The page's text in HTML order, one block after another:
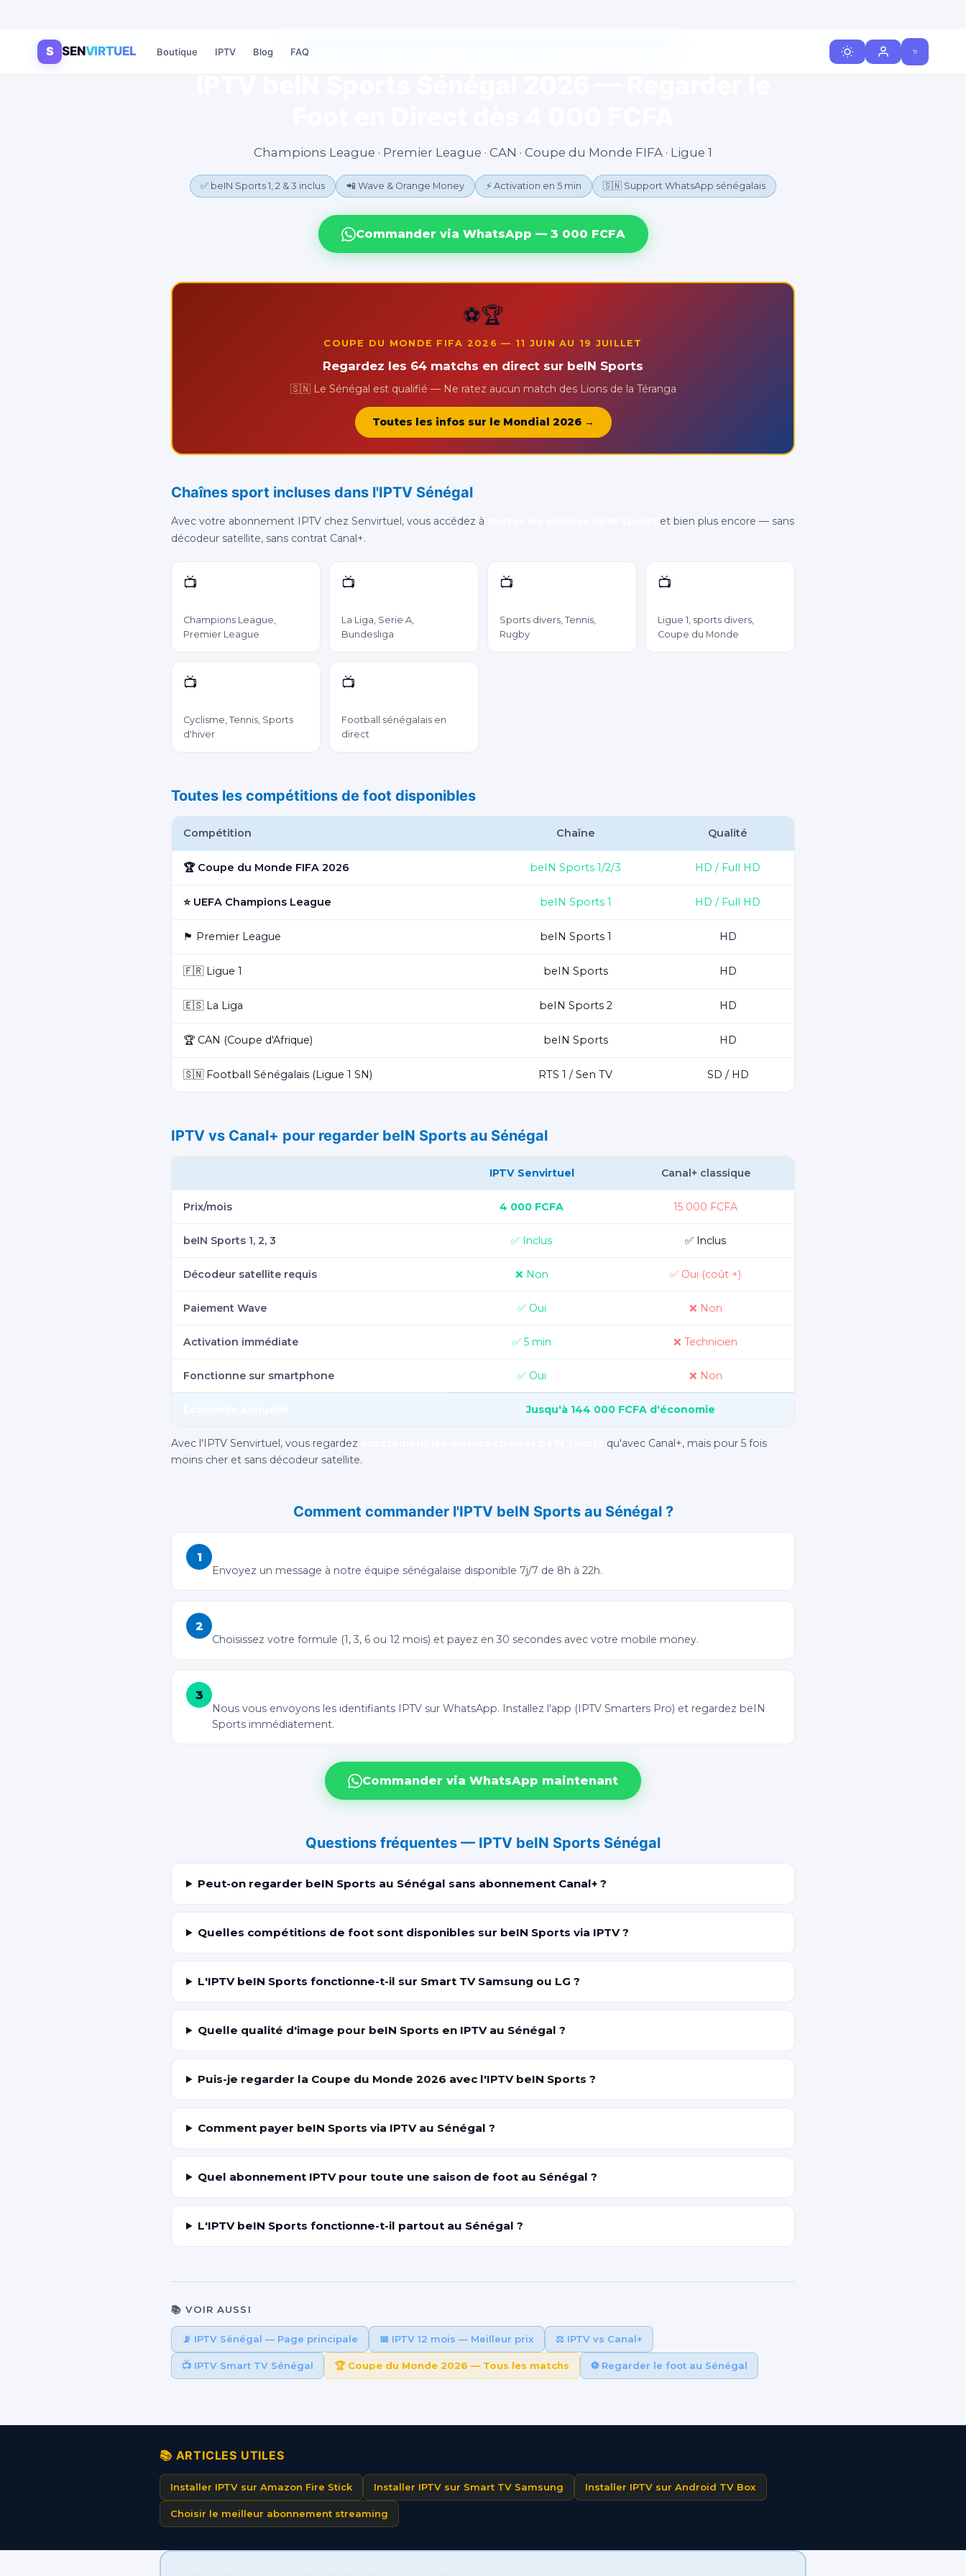
S SENVIRTUEL Boutique IPTV Blog FAQ⚽ IPTV beIN Sports Sénégal · Coupe du Monde 2026 · Mis à jour juin 2026
Champions League · Premier League · CAN · Coupe du Monde FIFA · Ligue 1
✅ beIN Sports 1, 2 & 3 inclus 📲 Wave & Orange Money ⚡ Activation en 5 min 🇸🇳 Support WhatsApp sénégalais
Commander via WhatsApp — 3 000 FCFA
⚽🏆
COUPE DU MONDE FIFA 2026 — 11 JUIN AU 19 JUILLET
Regardez les 64 matchs en direct sur beIN Sports
🇸🇳 Le Sénégal est qualifié — Ne ratez aucun match des Lions de la Téranga
Toutes les infos sur le Mondial 2026 →
Chaînes sport incluses dans l'IPTV Sénégal
Avec votre abonnement IPTV chez Senvirtuel, vous accédez à
et bien plus encore — sans
décodeur satellite, sans contrat Canal+.
📺
Champions League,
Premier League
📺
La Liga, Serie A,
Bundesliga
📺
Sports divers, Tennis,
Rugby
📺
Ligue 1, sports divers,
Coupe du Monde
📺
Cyclisme, Tennis, Sports
d'hiver
📺
Football sénégalais en
direct
Toutes les compétitions de foot disponibles
Compétition Chaîne Qualité
🏆 Coupe du Monde FIFA 2026 beIN Sports 1/2/3 HD / Full HD
⭐ UEFA Champions League beIN Sports 1 HD / Full HD
🏴󠁧󠁢󠁥󠁮󠁧󠁿 Premier League beIN Sports 1 HD
🇫🇷 Ligue 1 beIN Sports HD
🇪🇸 La Liga beIN Sports 2 HD
🏆 CAN (Coupe d'Afrique) beIN Sports HD
🇸🇳 Football Sénégalais (Ligue 1 SN) RTS 1 / Sen TV SD / HD
IPTV vs Canal+ pour regarder beIN Sports au Sénégal
IPTV Senvirtuel Canal+ classique
Prix/mois 4 000 FCFA 15 000 FCFA
beIN Sports 1, 2, 3 ✅ Inclus ✅ Inclus
Décodeur satellite requis ❌ Non ✅ Oui (coût +)
Paiement Wave ✅ Oui ❌ Non
Activation immédiate ✅ 5 min ❌ Technicien
Fonctionne sur smartphone ✅ Oui ❌ Non
Jusqu'à 144 000 FCFA d'économie
Avec l'IPTV Senvirtuel, vous regardez
qu'avec Canal+, mais pour 5 fois
moins cher et sans décodeur satellite.
Comment commander l'IPTV beIN Sports au Sénégal ?
1
Envoyez un message à notre équipe sénégalaise disponible 7j/7 de 8h à 22h.
2
Choisissez votre formule (1, 3, 6 ou 12 mois) et payez en 30 secondes avec votre mobile money.
3
Nous vous envoyons les identifiants IPTV sur WhatsApp. Installez l'app (IPTV Smarters Pro) et regardez beIN
Sports immédiatement.
Commander via WhatsApp maintenant
Questions fréquentes — IPTV beIN Sports Sénégal
Peut-on regarder beIN Sports au Sénégal sans abonnement Canal+ ?
Quelles compétitions de foot sont disponibles sur beIN Sports via IPTV ?
L'IPTV beIN Sports fonctionne-t-il sur Smart TV Samsung ou LG ?
Quelle qualité d'image pour beIN Sports en IPTV au Sénégal ?
Puis-je regarder la Coupe du Monde 2026 avec l'IPTV beIN Sports ?
Comment payer beIN Sports via IPTV au Sénégal ?
Quel abonnement IPTV pour toute une saison de foot au Sénégal ?
L'IPTV beIN Sports fonctionne-t-il partout au Sénégal ?
📚 VOIR AUSSI
📡 IPTV Sénégal — Page principale 📅 IPTV 12 mois — Meilleur prix ⚖️ IPTV vs Canal+
📺 IPTV Smart TV Sénégal 🏆 Coupe du Monde 2026 — Tous les matchs ⚽ Regarder le foot au Sénégal
📚 ARTICLES UTILES
Installer IPTV sur Amazon Fire Stick Installer IPTV sur Smart TV Samsung Installer IPTV sur Android TV Box
Choisir le meilleur abonnement streaming